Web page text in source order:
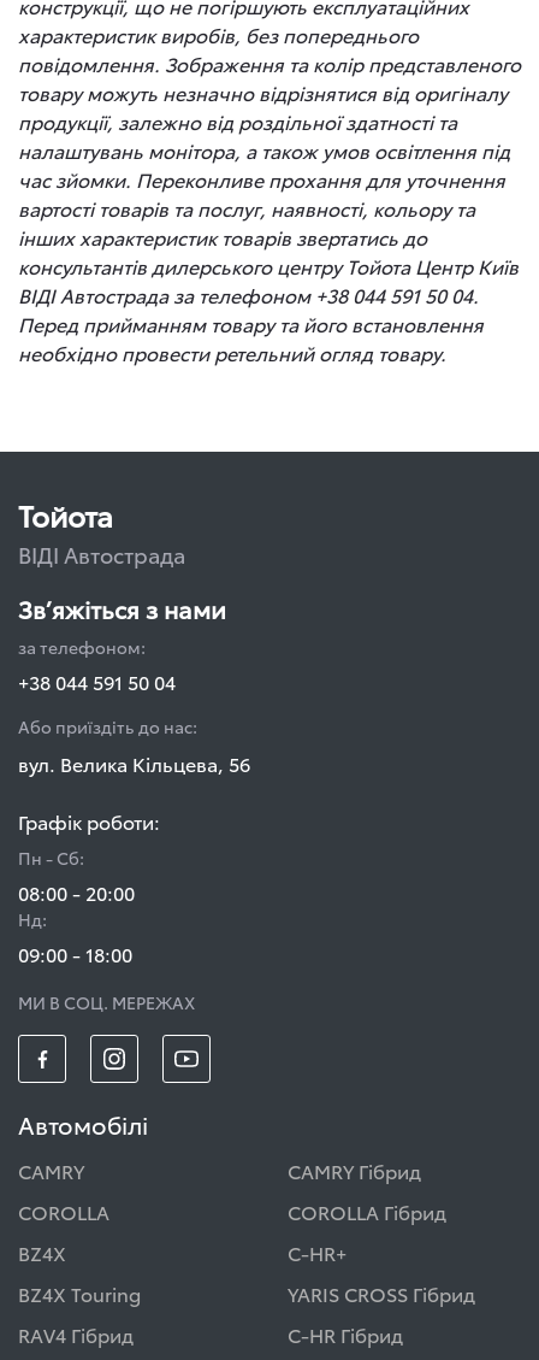
конструкції, що не погіршують експлуатаційних
характеристик виробів, без попереднього
повідомлення. Зображення та колір представленого
товару можуть незначно відрізнятися від оригіналу
продукції, залежно від роздільної здатності та
налаштувань монітора, а також умов освітлення під
час зйомки. Переконливе прохання для уточнення
вартості товарів та послуг, наявності, кольору та
інших характеристик товарів звертатись до
консультантів дилерського центру Тойота Центр Київ
ВІДІ Автострада за телефоном +38 044 591 50 04.
Перед прийманням товару та його встановлення
необхідно провести ретельний огляд товару.
Тойота
ВІДІ Автострада
Зв’яжіться з нами
за телефоном:
+38 044 591 50 04
Або приїздіть до нас:
вул. Велика Кільцева, 56
Графік роботи:
Пн - Сб:
08:00 - 20:00
Нд:
09:00 - 18:00
МИ В СОЦ. МЕРЕЖАХ
Автомобілі
CAMRY
CAMRY Гібрид
COROLLA
COROLLA Гібрид
BZ4X
C-HR+
BZ4X Touring
YARIS CROSS Гібрид
RAV4 Гібрид
C-HR Гібрид